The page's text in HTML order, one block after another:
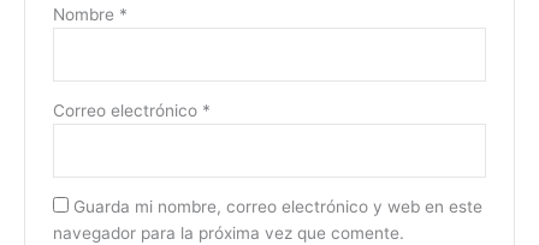
Nombre *
Correo electrónico *
Guarda mi nombre, correo electrónico y web en este
navegador para la próxima vez que comente.